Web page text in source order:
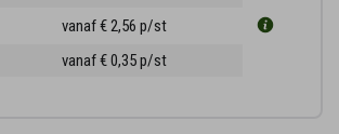
vanaf € 2,56 p/st
vanaf € 0,35p/st